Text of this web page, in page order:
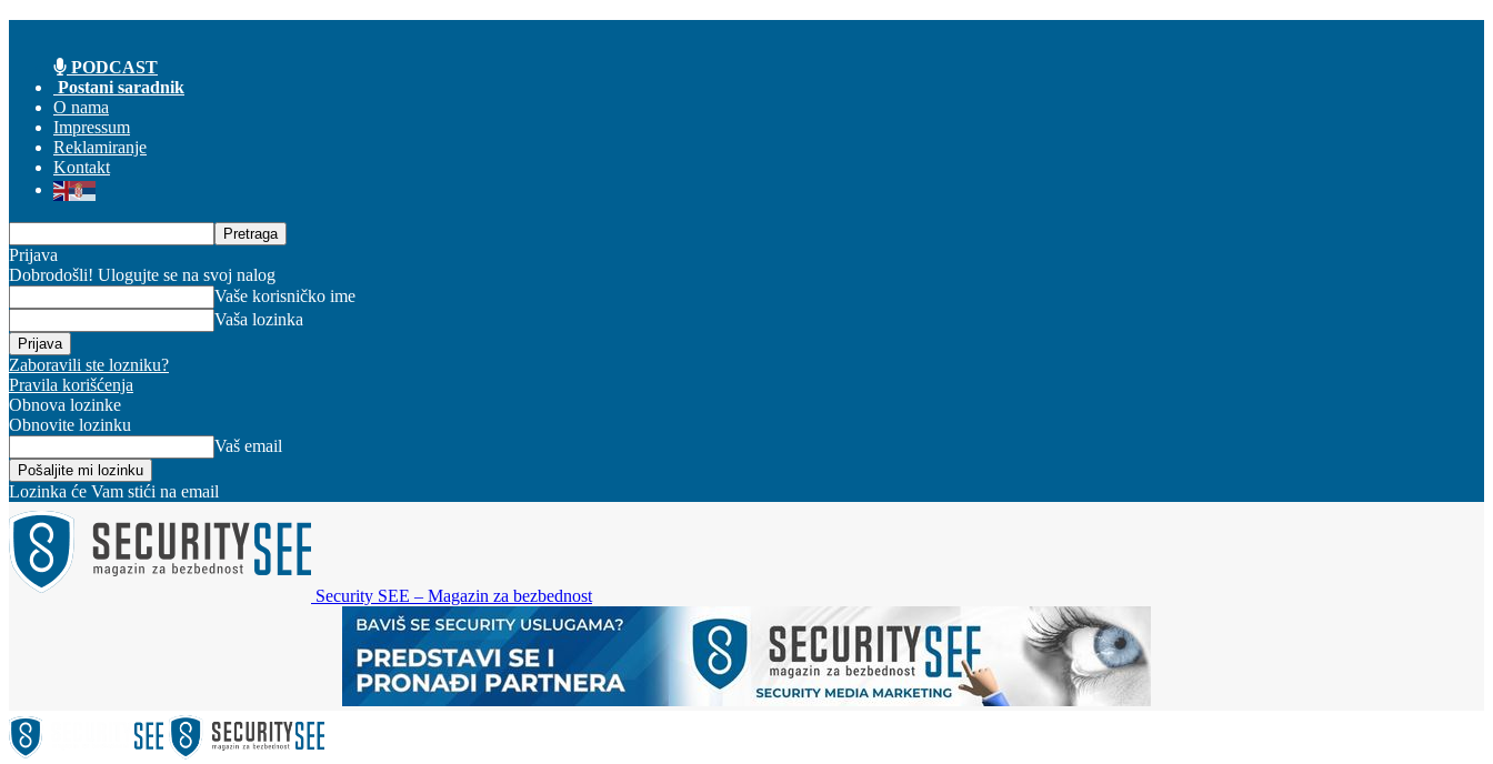
PODCAST
Postani saradnik
O nama
Impressum
Reklamiranje
Kontakt
Prijava
Dobrodošli! Ulogujte se na svoj nalog
Vaše korisničko ime
Vaša lozinka
Zaboravili ste lozniku?
Pravila korišćenja
Obnova lozinke
Obnovite lozinku
Vaš email
Lozinka će Vam stići na email
Security SEE – Magazin za bezbednost